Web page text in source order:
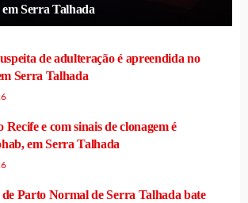
Serra Talhada
de adulteração é apreendida no
Serra Talhada
e com sinais de clonagem é
em Serra Talhada
Parto Normal de Serra Talhada bate